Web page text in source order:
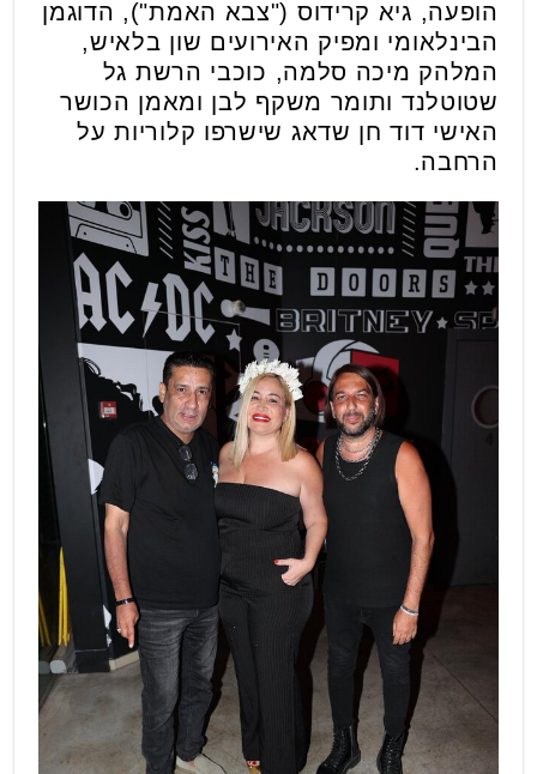
הופעה, גיא קרידוס ("צבא האמת"), הדוגמן
הבינלאומי ומפיק האירועים שון בלאיש,
המלהק מיכה סלמה, כוכבי הרשת גל
שטוטלנד ותומר משקף לבן ומאמן הכושר
האישי דוד חן שדאג שישרפו קלוריות על
הרחבה.